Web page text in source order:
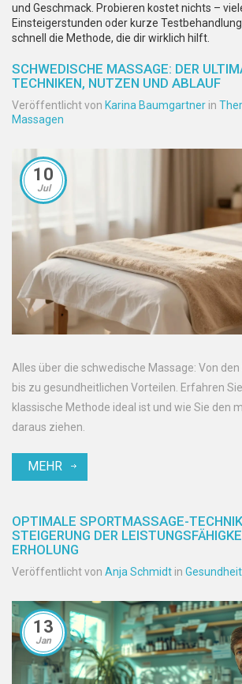
und Geschmack. Probieren kostet nichts –
Einsteigerstunden oder kurze
schnell die Methode, die dir wirklich hilft.
SCHWEDISCHE MASSAGE: DER
TECHNIKEN, NUTZEN UND ABLAUF
Veröffentlicht von Karina Baumgartner in
Massagen
10
Jul
Alles über die schwedische Massage: Von
bis zu gesundheitlichen Vorteilen. Erfahren
klassische Methode ideal ist und wie Sie den
daraus ziehen.
MEHR
OPTIMALE SPORTMASSAGE-
STEIGERUNG DER
ERHOLUNG
Veröffentlicht von Anja Schmidt in
13
Jan